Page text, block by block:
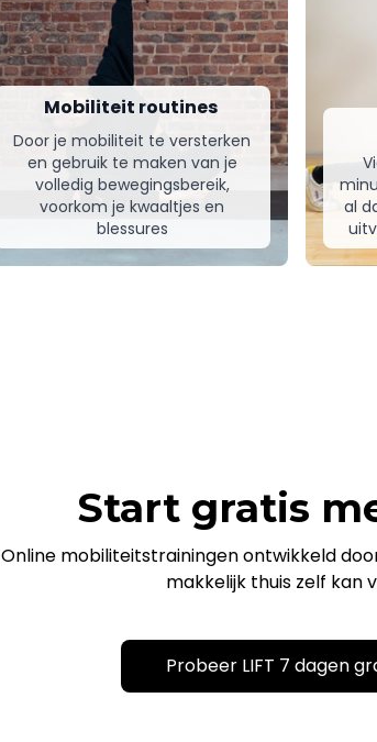
Mobiliteit routines
Door je mobiliteit te versterken
en gebruik te maken van je
volledig bewegingsbereik,
voorkom je kwaaltjes en
blessures
al
Start gratis
Online mobiliteitstrainingen ontwikkeld
makkelijk thuis zelf kan
Probeer LIFT 7 dagen